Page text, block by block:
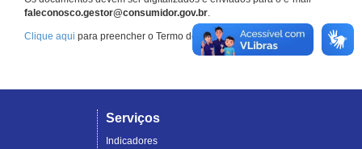
faleconosco.gestor@consumidor.gov.br.
Clique aqui para preencher o Termo de Adesão.
Serviços
Indicadores